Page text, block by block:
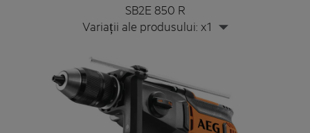
SB2E 850 R
Variații ale produsului: x1